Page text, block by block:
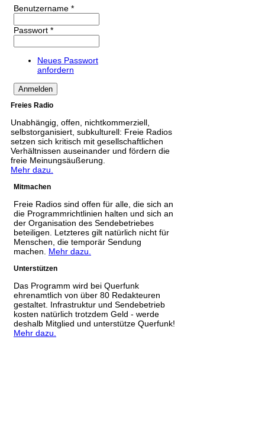
Benutzername *
Passwort *
Neues Passwort
anfordern
Freies Radio
Unabhängig, offen, nichtkommerziell,
selbstorganisiert, subkulturell: Freie Radios
setzen sich kritisch mit gesellschaftlichen
Verhältnissen auseinander und fördern die
freie Meinungsäußerung.
Mehr dazu.
Mitmachen
Freie Radios sind offen für alle, die sich an
die Programmrichtlinien halten und sich an
der Organisation des Sendebetriebes
beteiligen. Letzteres gilt natürlich nicht für
Menschen, die temporär Sendung
machen. Mehr dazu.
Unterstützen
Das Programm wird bei Querfunk
ehrenamtlich von über 80 Redakteuren
gestaltet. Infrastruktur und Sendebetrieb
kosten natürlich trotzdem Geld - werde
deshalb Mitglied und unterstütze Querfunk!
Mehr dazu.